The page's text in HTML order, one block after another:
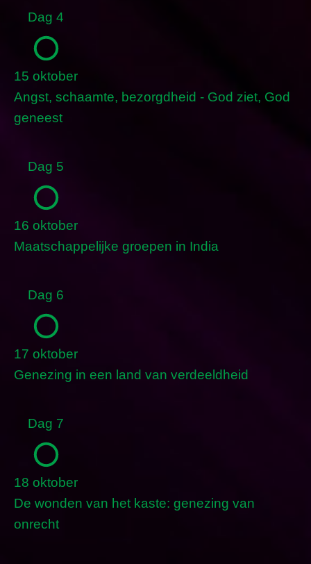
Dag 4
15 oktober
Angst, schaamte, bezorgdheid - God ziet, God
geneest
Dag 5
16 oktober
Maatschappelijke groepen in India
Dag 6
17 oktober
Genezing in een land van verdeeldheid
Dag 7
18 oktober
De wonden van het kaste: genezing van
onrecht